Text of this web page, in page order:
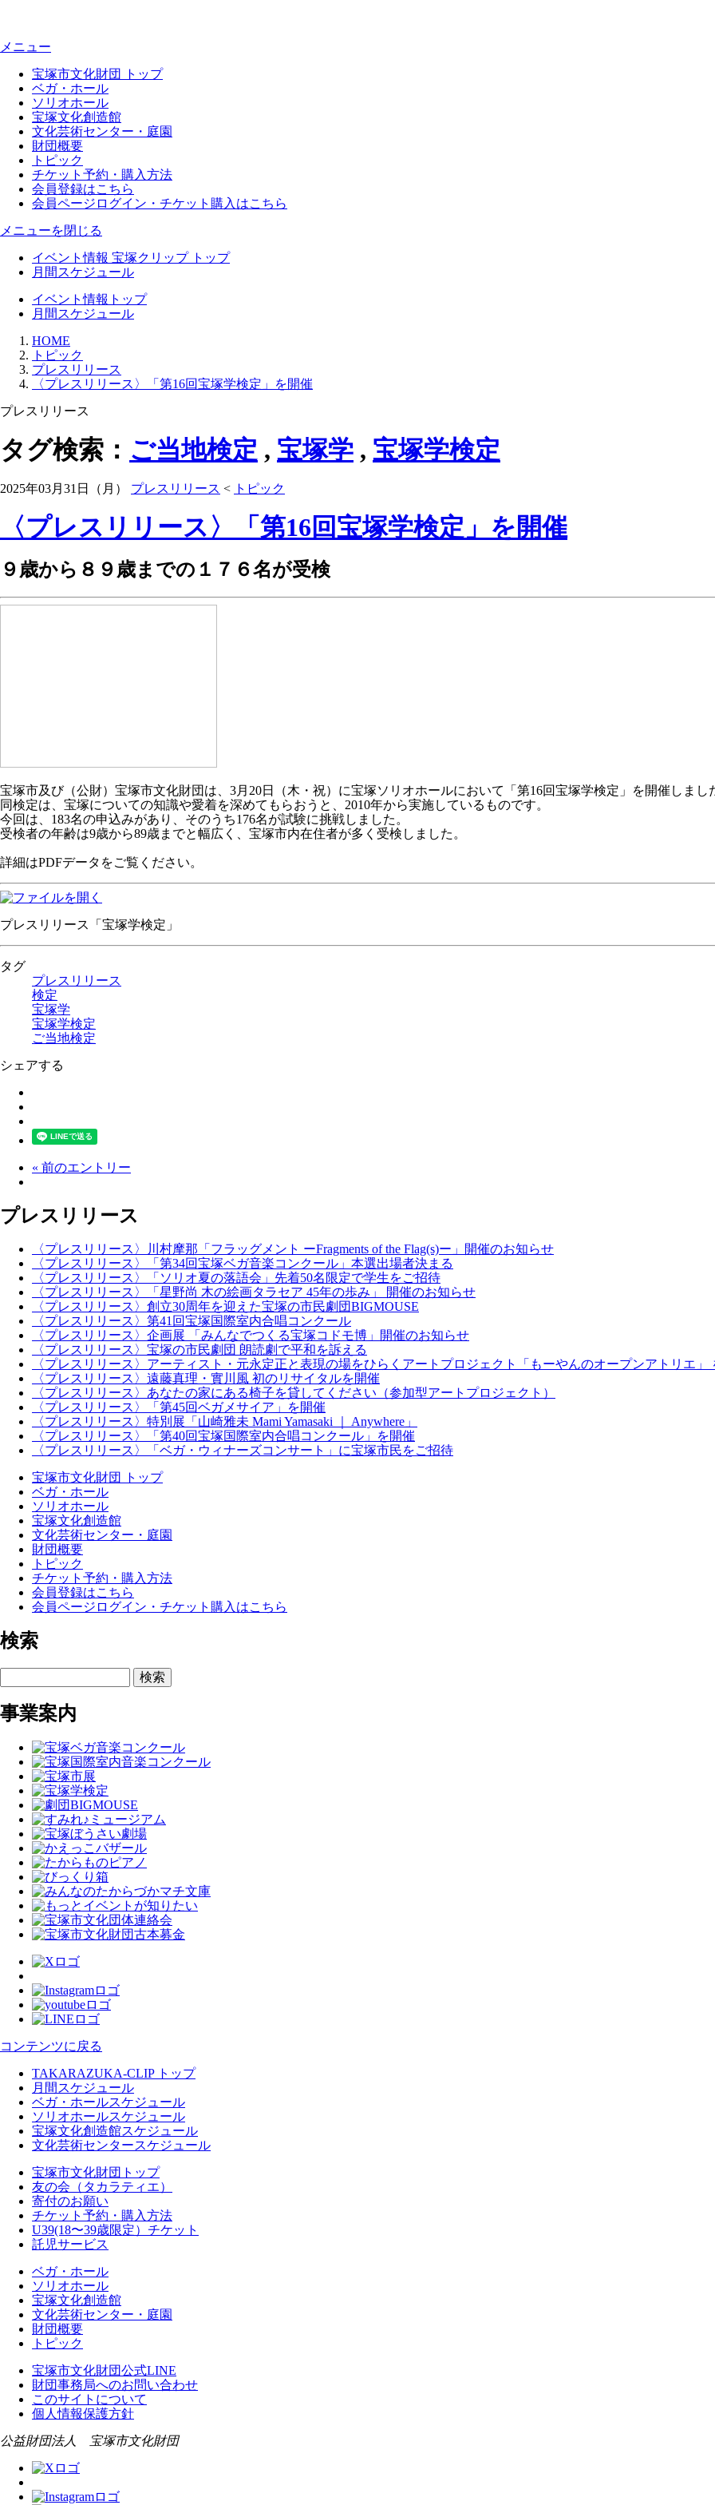
メニュー
宝塚市文化財団 トップ
ベガ・ホール
ソリオホール
宝塚文化創造館
文化芸術センター・庭園
財団概要
トピック
チケット予約・購入方法
会員登録はこちら
会員ページログイン・チケット購入はこちら
メニューを閉じる
イベント情報 宝塚クリップ トップ
月間スケジュール
イベント情報トップ
月間スケジュール
HOME
トピック
プレスリリース
〈プレスリリース〉「第16回宝塚学検定」を開催
プレスリリース
タグ検索： ご当地検定 , 宝塚学 , 宝塚学検定
2025年03月31日（月） プレスリリース < トピック
〈プレスリリース〉「第16回宝塚学検定」を開催
９歳から８９歳までの１７６名が受検
宝塚市及び（公財）宝塚市文化財団は、3月20日（木・祝）に宝塚ソリオホールにおいて「第16回宝塚学検定」を開催しまし
同検定は、宝塚についての知識や愛着を深めてもらおうと、2010年から実施しているものです。
今回は、183名の申込みがあり、そのうち176名が試験に挑戦しました。
受検者の年齢は9歳から89歳までと幅広く、宝塚市内在住者が多く受検しました。
詳細はPDFデータをご覧ください。
プレスリリース「宝塚学検定」
タグ
プレスリリース
検定
宝塚学
宝塚学検定
ご当地検定
シェアする
« 前のエントリー
プレスリリース
〈プレスリリース〉川村摩那「フラッグメント ーFragments of the Flag(s)ー」開催のお知らせ
〈プレスリリース〉「第34回宝塚ベガ音楽コンクール」本選出場者決まる
〈プレスリリース〉「ソリオ夏の落語会」先着50名限定で学生をご招待
〈プレスリリース〉「星野尚 木の絵画タラセア 45年の歩み」 開催のお知らせ
〈プレスリリース〉創立30周年を迎えた宝塚の市民劇団BIGMOUSE
〈プレスリリース〉第41回宝塚国際室内合唱コンクール
〈プレスリリース〉企画展 「みんなでつくる宝塚コドモ博」開催のお知らせ
〈プレスリリース〉宝塚の市民劇団 朗読劇で平和を訴える
〈プレスリリース〉アーティスト・元永定正と表現の場をひらくアートプロジェクト「もーやんのオープンアトリエ」
〈プレスリリース〉遠藤真理・實川風 初のリサイタルを開催
〈プレスリリース〉あなたの家にある椅子を貸してください（参加型アートプロジェクト）
〈プレスリリース〉「第45回ベガメサイア」を開催
〈プレスリリース〉特別展「山崎雅未 Mami Yamasaki ｜ Anywhere」
〈プレスリリース〉「第40回宝塚国際室内合唱コンクール」を開催
〈プレスリリース〉「ベガ・ウィナーズコンサート」に宝塚市民をご招待
宝塚市文化財団 トップ
ベガ・ホール
ソリオホール
宝塚文化創造館
文化芸術センター・庭園
財団概要
トピック
チケット予約・購入方法
会員登録はこちら
会員ページログイン・チケット購入はこちら
検索
検索
事業案内
コンテンツに戻る
TAKARAZUKA-CLIP トップ
月間スケジュール
ベガ・ホールスケジュール
ソリオホールスケジュール
宝塚文化創造館スケジュール
文化芸術センタースケジュール
宝塚市文化財団トップ
友の会（タカラティエ）
寄付のお願い
チケット予約・購入方法
U39(18〜39歳限定）チケット
託児サービス
ベガ・ホール
ソリオホール
宝塚文化創造館
文化芸術センター・庭園
財団概要
トピック
宝塚市文化財団公式LINE
財団事務局へのお問い合わせ
このサイトについて
個人情報保護方針
公益財団法人 宝塚市文化財団